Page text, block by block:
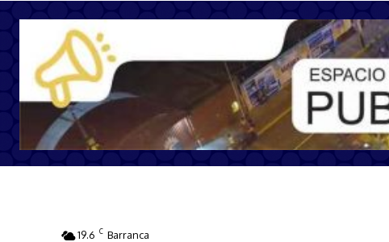
19.6 C Barranca